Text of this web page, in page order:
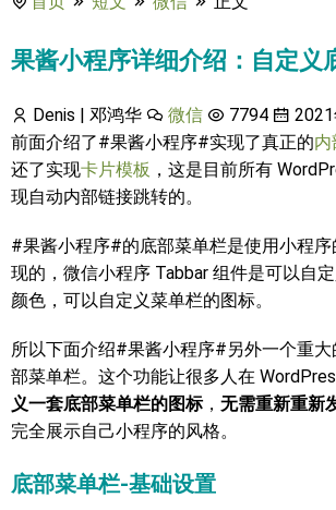
果酱小程序详细介绍：自定义
Denis | 邓鸿华 微信 7794
前面介绍了#果酱小程序#实现了真正的
还了实现卡片模板 ，这是目前所有
现自动内部链接跳转的。
#果酱小程序#的底部菜单栏是使用小程序
现的，微信小程序 Tabbar 组件是可以自
颜色，可以自定义菜单栏的图标。
所以下面介绍#果酱小程序#另外一个重
部菜单栏。这个功能让很多人在
义一套底部菜单栏的图标， 无需重新重新
完全展示自己小程序的风格。
底部菜单栏-基础设置